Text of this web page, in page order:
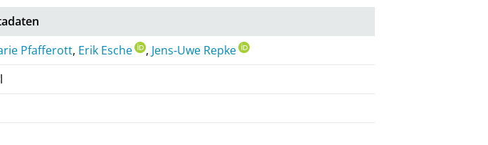
Pfafferott, Erik Esche , Jens‐Uwe Repke